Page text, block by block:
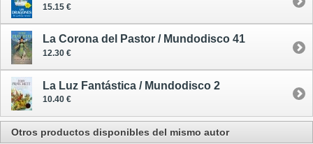
15.15 €
La Corona del Pastor / Mundodisco 41
12.30 €
La Luz Fantástica / Mundodisco 2
10.40 €
Otros productos disponibles del mismo autor